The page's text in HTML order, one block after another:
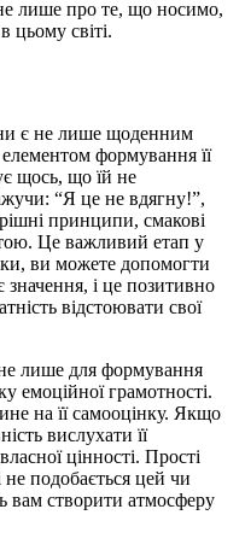
лише про те, що носимо,
цьому світі.
є не лише щоденним
формування її
щось, що їй не
“Я це не вдягну!”,
принципи, смакові
Це важливий етап у
ви можете допомогти
значення, і це позитивно
відстоювати свої
лише для формування
емоційної грамотності.
на її самооцінку. Якщо
вислухати її
цінності. Прості
подобається цей чи
вам створити атмосферу